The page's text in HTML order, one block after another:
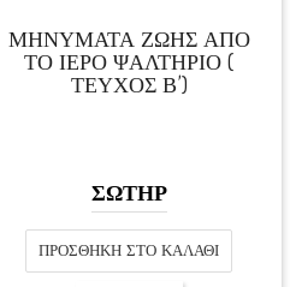
ΜΗΝΥΜΑΤΑ ΖΩΗΣ ΑΠΟ
ΤΟ ΙΕΡΟ ΨΑΛΤΗΡΙΟ (
ΤΕΥΧΟΣ Β’)
ΣΩΤΗΡ
ΠΡΟΣΘΉΚΗ ΣΤΟ ΚΑΛΆΘΙ